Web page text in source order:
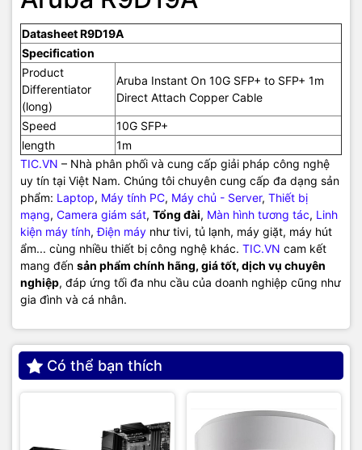
Datasheet R9D19A
Specification
Product
Differentiator
(long)
Aruba Instant On 10G SFP+ to SFP+ 1m
Direct Attach Copper Cable
Speed
10G SFP+
length
1m
TIC.VN – Nhà phân phối và cung cấp giải pháp công nghệ
uy tín tại Việt Nam. Chúng tôi chuyên cung cấp đa dạng sản
phẩm: Laptop, Máy tính PC, Máy chủ - Server, Thiết bị
mạng, Camera giám sát, Tổng đài, Màn hình tương tác, Linh
kiện máy tính,Điện máy như tivi, tủ lạnh, máy giặt, máy hút
ẩm... cùng nhiều thiết bị công nghệ khác. TIC.VN cam kết
mang đến sản phẩm chính hãng, giá tốt, dịch vụ chuyên
nghiệp, đáp ứng tối đa nhu cầu của doanh nghiệp cũng như
gia đình và cá nhân.
Có thể bạn thích